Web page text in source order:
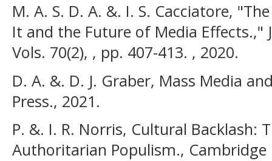
M. A. S. D. A. &. I. S. Cacciatore,
It and the Future of Media
Vols. 70(2), , pp. 407-413. , 2020.
D. A. &. D. J. Graber, Mass Media
Press., 2021.
P. &. I. R. Norris, Cultural Backlash:
Authoritarian Populism., Cambridge